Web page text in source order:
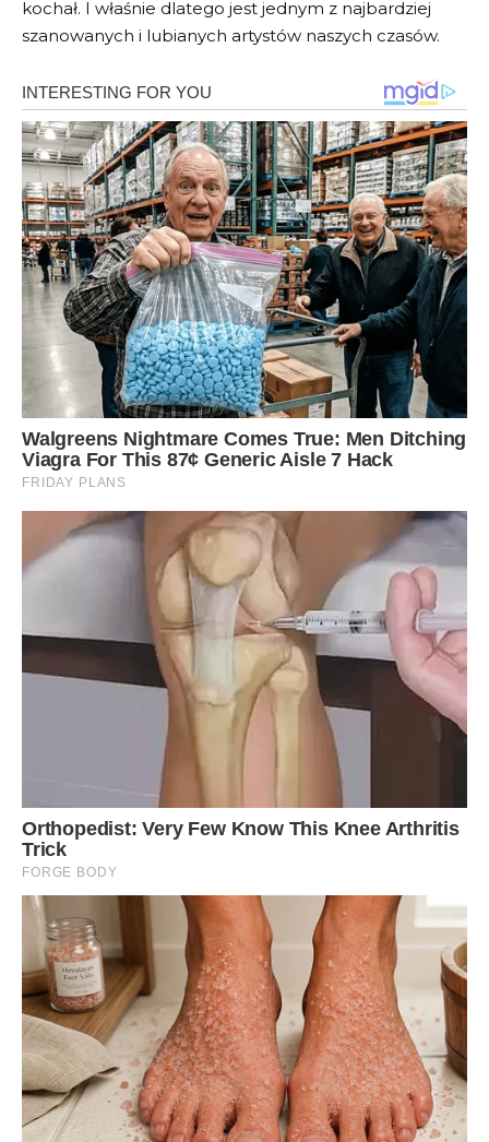
kochał. I właśnie dlatego jest jednym z najbardziej
szanowanych i lubianych artystów naszych czasów.